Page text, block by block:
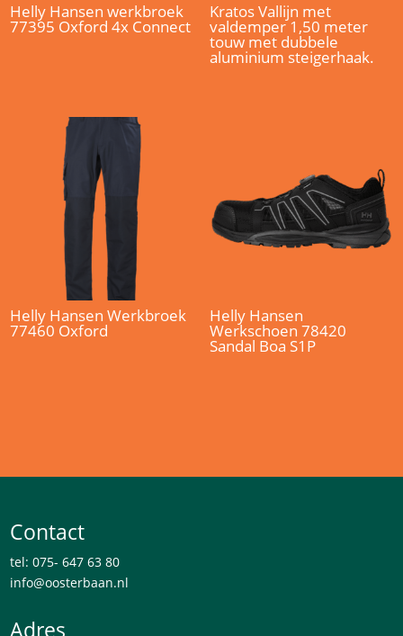
Helly Hansen werkbroek
77395 Oxford 4x Connect
Kratos Vallijn met
valdemper 1,50 meter
touw met dubbele
aluminium steigerhaak.
Helly Hansen Werkbroek
77460 Oxford
Helly Hansen
Werkschoen 78420
Sandal Boa S1P
Contact
tel: 075- 647 63 80
info@oosterbaan.nl
Adres